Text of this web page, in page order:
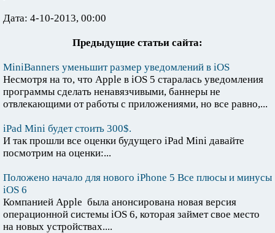
Дата: 4-10-2013, 00:00
Предыдущие статьи сайта:
MiniBanners уменьшит размер уведомлений в iOS
Несмотря на то, что Apple в iOS 5 старалась уведомления
программы сделать ненавязчивыми, баннеры не
отвлекающими от работы с приложениями, но все равно,...
iPad Mini будет стоить 300$.
И так прошли все оценки будущего iPad Mini давайте
посмотрим на оценки:...
Положено начало для нового iPhone 5 Все плюсы и минусы
iOS 6
Компанией Apple была анонсирована новая версия
операционной системы iOS 6, которая займет свое место
на новых устройствах....